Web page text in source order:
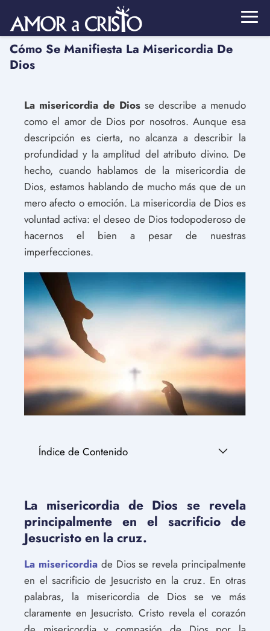
Cómo Se Manifiesta La Misericordia De
Dios
La misericordia de Diosse describe a menudo
como el amor de Dios por nosotros. Aunque esa
descripción es cierta, no alcanza a describir la
profundidad y la amplitud del atributo divino. De
hecho, cuando hablamos de la misericordia de
Dios, estamos hablando de mucho más que de un
mero afecto o emoción. La misericordia de Dios es
voluntad activa: el deseo de Dios todopoderoso de
hacernos el bien a pesar de nuestras
imperfecciones.
Índice de Contenido
La misericordia de Dios se revela
principalmente en el sacrificio de
Jesucristo en la cruz.
La misericordia de Dios se revela principalmente
en el sacrificio de Jesucristo en la cruz. En otras
palabras, la misericordia de Dios se ve más
claramente en Jesucristo. Cristo revela el corazón